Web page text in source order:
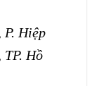
P. Hiệp
Hồ